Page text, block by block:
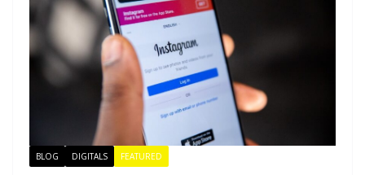
BLOG DIGITALS FEATURED